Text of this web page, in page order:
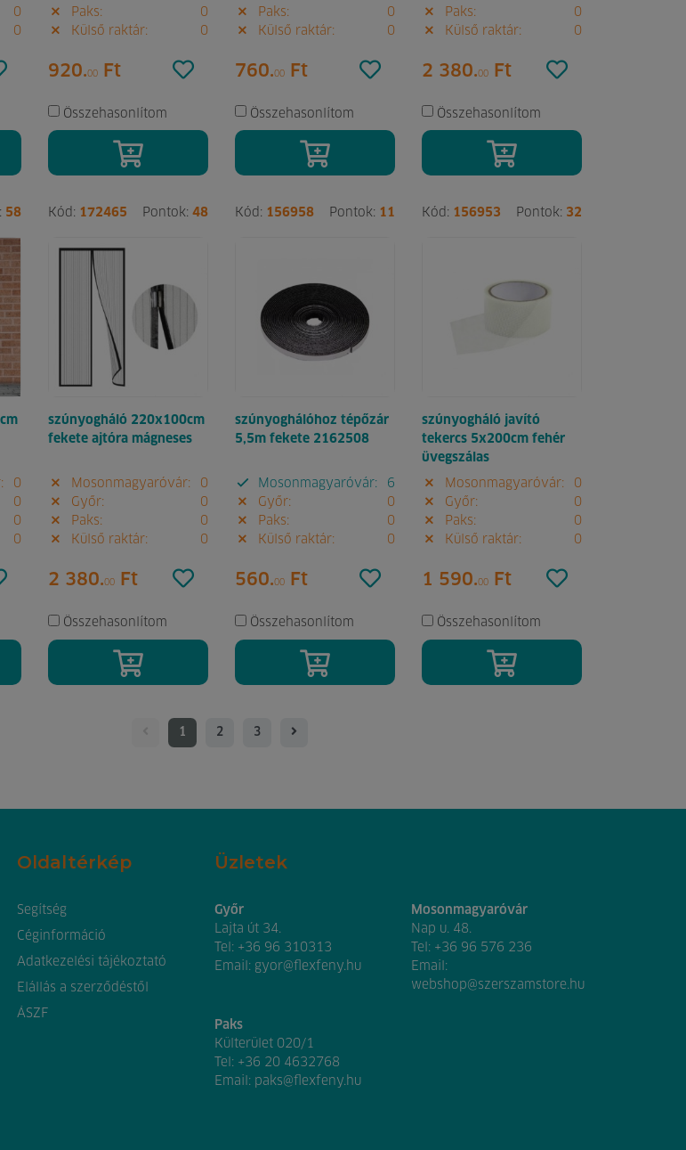
0
0
Paks:
0
Külső raktár:
0
920.00 Ft
Összehasonlítom
Paks:
0
Külső raktár:
0
760.00 Ft
Összehasonlítom
Paks:
0
Külső raktár:
0
2 380.00 Ft
Összehasonlítom
58
0
0
0
0
Kód: 172465 Pontok: 48
szúnyogháló 220x100cm
fekete ajtóra mágneses
Mosonmagyaróvár:
0
Győr:
0
Paks:
0
Külső raktár:
0
2 380.00 Ft
Összehasonlítom
Kód: 156958 Pontok: 11
szúnyoghálóhoz tépőzár
5,5m fekete 2162508
Mosonmagyaróvár:
6
Győr:
0
Paks:
0
Külső raktár:
0
560.00 Ft
Összehasonlítom
Kód: 156953 Pontok: 32
szúnyogháló javító
tekercs 5x200cm fehér
üvegszálas
Mosonmagyaróvár:
0
Győr:
0
Paks:
0
Külső raktár:
0
1 590.00 Ft
Összehasonlítom
1 2 3
Oldaltérkép
Segítség
Céginformáció
Adatkezelési tájékoztató
Elállás a szerződéstől
ÁSZF
Üzletek
Győr
Lajta út 34.
Tel: +36 96 310313
Email: gyor@flexfeny.hu
Mosonmagyaróvár
Nap u. 48.
Tel: +36 96 576 236
Email:
webshop@szerszamstore.hu
Paks
Külterület 020/1
Tel: +36 20 4632768
Email: paks@flexfeny.hu